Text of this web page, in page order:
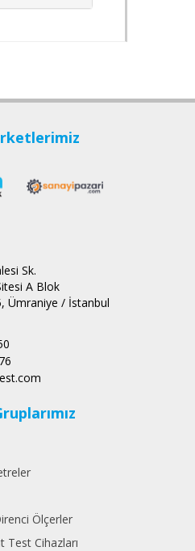
Sk.
A Blok
Ümraniye / İstanbul
Ölçerler
Test Cihazları